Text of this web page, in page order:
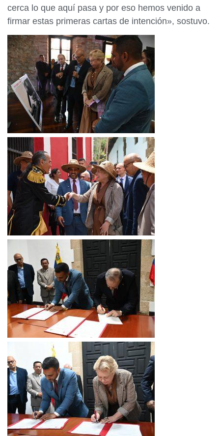
cerca lo que aquí pasa y por eso hemos venido a
firmar estas primeras cartas de intención», sostuvo.